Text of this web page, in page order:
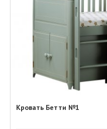
Кровать Бетти №1